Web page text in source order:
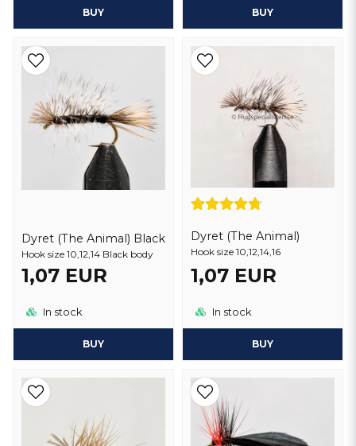
BUY BUY
Dyret (The Animal) Black
Hook size 10,12,14 Black body
1,07 EUR
In stock
BUY
Dyret (The Animal)
Hook size 10,12,14,16
1,07 EUR
In stock
BUY